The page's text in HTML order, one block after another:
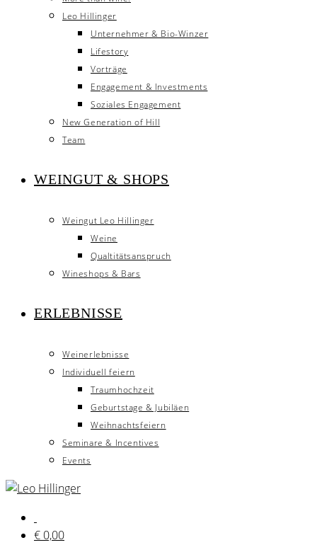
Leo Hillinger
Unternehmer & Bio-Winzer
Lifestory
Vorträge
Engagement & Investments
Soziales Engagement
New Generation of Hill
Team
WEINGUT & SHOPS
Weingut Leo Hillinger
Weine
Qualtitätsanspruch
Wineshops & Bars
ERLEBNISSE
Weinerlebnisse
Individuell feiern
Traumhochzeit
Geburtstage & Jubiläen
Weihnachtsfeiern
Seminare & Incentives
Events
€ 0,00